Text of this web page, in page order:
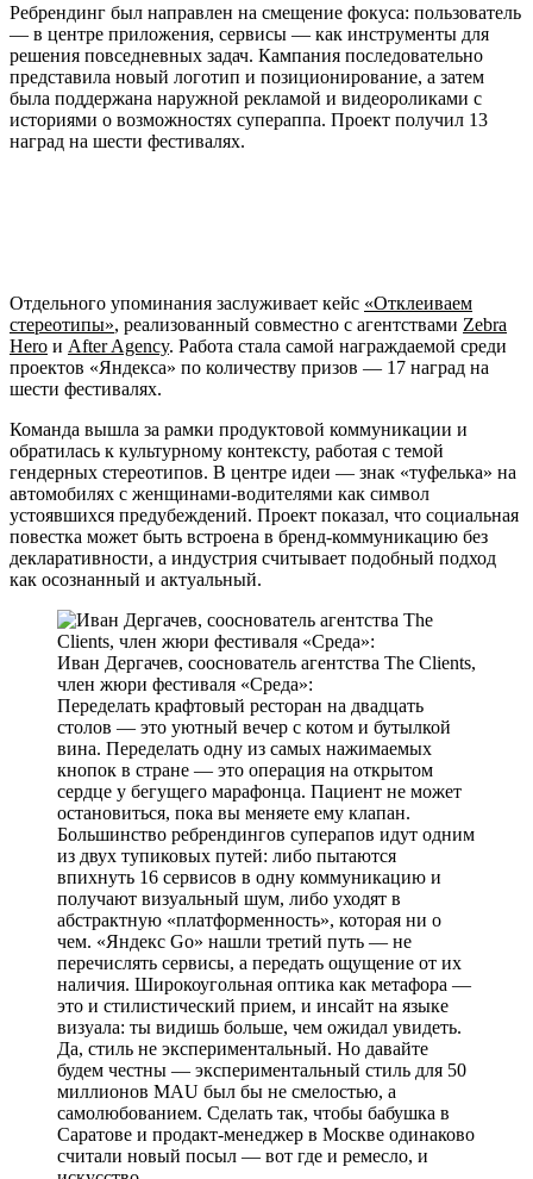
Ребрендинг был направлен на смещение фокуса: пользователь
— в центре приложения, сервисы — как инструменты для
решения повседневных задач. Кампания последовательно
представила новый логотип и позиционирование, а затем
была поддержана наружной рекламой и видеороликами с
историями о возможностях супераппа. Проект получил 13
наград на шести фестивалях.
Отдельного упоминания заслуживает кейс «Отклеиваем
стереотипы», реализованный совместно с агентствами Zebra
Hero и After Agency. Работа стала самой награждаемой среди
проектов «Яндекса» по количеству призов — 17 наград на
шести фестивалях.
Команда вышла за рамки продуктовой коммуникации и
обратилась к культурному контексту, работая с темой
гендерных стереотипов. В центре идеи — знак «туфелька» на
автомобилях с женщинами-водителями как символ
устоявшихся предубеждений. Проект показал, что социальная
повестка может быть встроена в бренд-коммуникацию без
декларативности, а индустрия считывает подобный подход
как осознанный и актуальный.
Иван Дергачев, сооснователь агентства The Clients,
член жюри фестиваля «Среда»:
Переделать крафтовый ресторан на двадцать
столов — это уютный вечер с котом и бутылкой
вина. Переделать одну из самых нажимаемых
кнопок в стране — это операция на открытом
сердце у бегущего марафонца. Пациент не может
остановиться, пока вы меняете ему клапан.
Большинство ребрендингов суперапов идут одним
из двух тупиковых путей: либо пытаются
впихнуть 16 сервисов в одну коммуникацию и
получают визуальный шум, либо уходят в
абстрактную «платформенность», которая ни о
чем. «Яндекс Go» нашли третий путь — не
перечислять сервисы, а передать ощущение от их
наличия. Широкоугольная оптика как метафора —
это и стилистический прием, и инсайт на языке
визуала: ты видишь больше, чем ожидал увидеть.
Да, стиль не экспериментальный. Но давайте
будем честны — экспериментальный стиль для 50
миллионов MAU был бы не смелостью, а
самолюбованием. Сделать так, чтобы бабушка в
Саратове и продакт-менеджер в Москве одинаково
считали новый посыл — вот где и ремесло, и